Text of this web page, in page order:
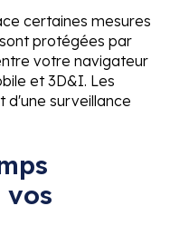
certaines mesures
protégées par
votre navigateur
et 3D&I. Les
d'une surveillance
vos